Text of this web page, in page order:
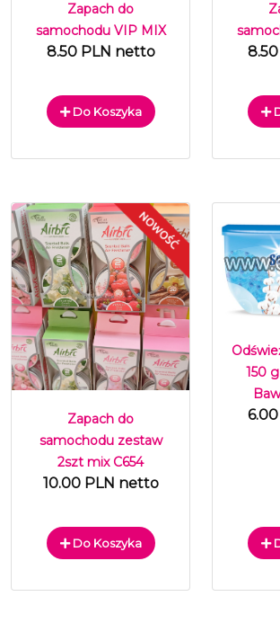
Zapach do
samochodu VIP MIX
8.50 PLN netto
Do Koszyka
Zapach do
samochodu zestaw
2szt mix C654
10.00 PLN netto
Do Koszyka
150